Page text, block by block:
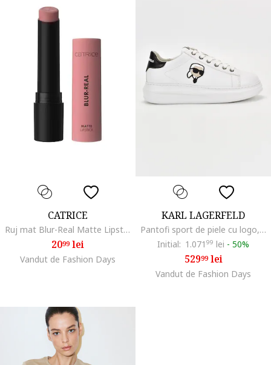
CATRICE
Ruj mat Blur-Real Matte Lipstick - 3 g., 040
2099lei
Vandut de Fashion Days
KARL LAGERFELD
Pantofi sport de piele cu logo, Alb
Initial: 1.071 99 lei - 50%
52999lei
Vandut de Fashion Days